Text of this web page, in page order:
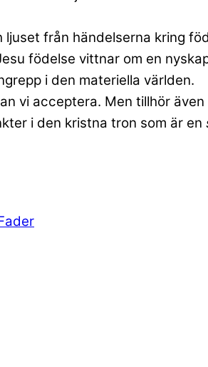
från händelserna kring
födelse vittnar om en
i den materiella världen.
vi acceptera. Men tillhör
i den kristna tron som är en